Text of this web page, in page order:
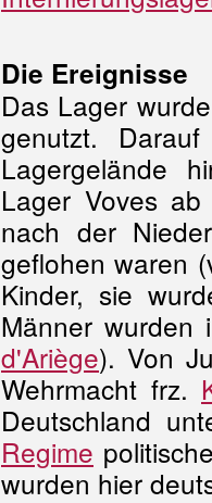
Die Ereignisse
Das Lager
genutzt.
Lagergelände
Lager Voves
nach der
geflohen waren
Kinder, sie
Männer wurden
d'Ariège). Von
Wehrmacht frz.
Deutschland
Regime
wurden hier